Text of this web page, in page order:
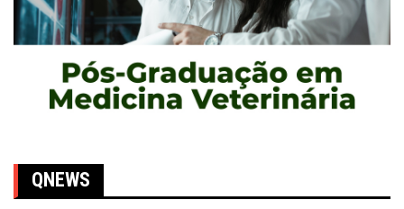
QNEWS